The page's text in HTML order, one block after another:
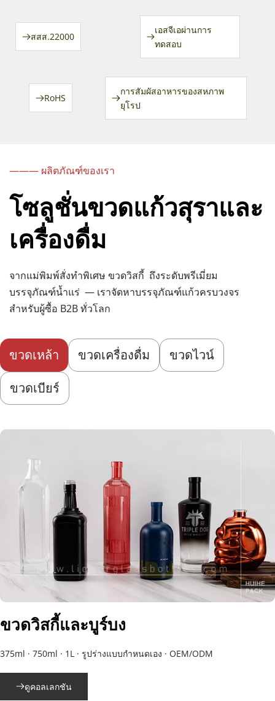
สสส.22000
เอสจีเอผ่านการ
ทดสอบ
RoHS
การสัมผัสอาหารของสหภาพ
ยุโรป
——— ผลิตภัณฑ์ของเรา
โซลูชั่นขวดแก้วสุราและ
เครื่องดื่ม
จากแม่พิมพ์สั่งทำพิเศษ ขวดวิสกี้ ถึงระดับพรีเมี่ยม
บรรจุภัณฑ์น้ำแร่ — เราจัดหาบรรจุภัณฑ์แก้วครบวงจร
สำหรับผู้ซื้อ B2B ทั่วโลก
ขวดเหล้า ขวดเครื่องดื่ม
ขวดไวน์
ขวดเบียร์
ขวดวิสกี้และบูร์บง
375ml · 750ml · 1L · รูปร่างแบบกำหนดเอง · OEM/ODM
ดูคอลเลกชัน